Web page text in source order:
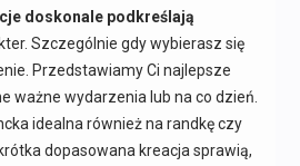
doskonale podkreślają
Szczególnie gdy wybierasz się
Przedstawiamy Ci najlepsze
ważne wydarzenia lub na co dzień.
idealna również na randkę czy
dopasowana kreacja sprawią,